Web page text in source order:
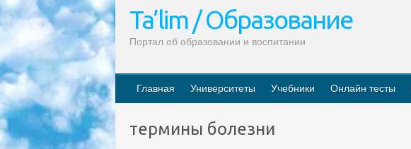
Ta’lim / Образование
Портал об образовании и воспитании
Главная Университеты Учебники Онлайн тесты
термины болезни